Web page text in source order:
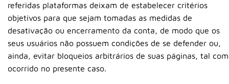
referidas plataformas deixam de estabelecer critérios
objetivos para que sejam tomadas as medidas de
desativação ou encerramento da conta, de modo que os
seus usuários não possuem condições de se defender ou,
ainda, evitar bloqueios arbitrários de suas páginas, tal
ocorrido no presente caso.